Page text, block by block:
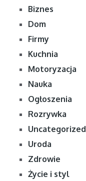
Biznes
Dom
Firmy
Kuchnia
Motoryzacja
Nauka
Ogłoszenia
Rozrywka
Uncategorized
Uroda
Zdrowie
Życie i styl